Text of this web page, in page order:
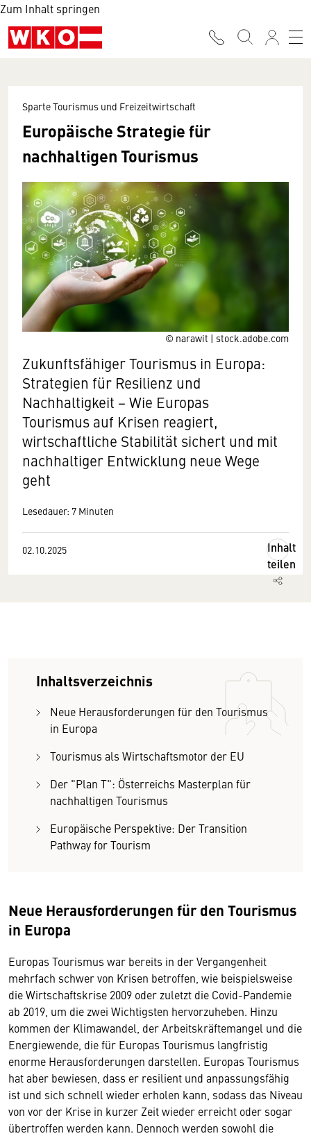
Zum Inhalt springen
© narawit | stock.adobe.com
Sparte Tourismus und Freizeitwirtschaft
Europäische Strategie für
nachhaltigen Tourismus
Zukunftsfähiger Tourismus in Europa:
Strategien für Resilienz und
Nachhaltigkeit − Wie Europas
Tourismus auf Krisen reagiert,
wirtschaftliche Stabilität sichert und mit
nachhaltiger Entwicklung neue Wege
geht
Lesedauer: 7 Minuten
02.10.2025
Inhalt
teilen
Inhaltsverzeichnis
Neue Herausforderungen für den Tourismus
in Europa
Tourismus als Wirtschaftsmotor der EU
Der "Plan T": Österreichs Masterplan für
nachhaltigen Tourismus
Europäische Perspektive: Der Transition
Pathway for Tourism
Neue Herausforderungen für den Tourismus
in Europa
Europas Tourismus war bereits in der Vergangenheit
mehrfach schwer von Krisen betroffen, wie beispielsweise
die Wirtschaftskrise 2009 oder zuletzt die Covid-Pandemie
ab 2019, um die zwei Wichtigsten hervorzuheben. Hinzu
kommen der Klimawandel, der Arbeitskräftemangel und die
Energiewende, die für Europas Tourismus langfristig
enorme Herausforderungen darstellen. Europas Tourismus
hat aber bewiesen, dass er resilient und anpassungsfähig
ist und sich schnell wieder erholen kann, sodass das Niveau
von vor der Krise in kurzer Zeit wieder erreicht oder sogar
übertroffen werden kann. Dennoch werden sowohl die